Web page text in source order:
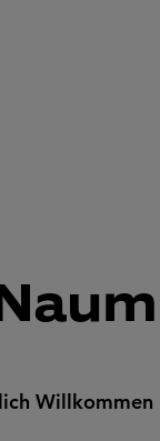
Willkommen